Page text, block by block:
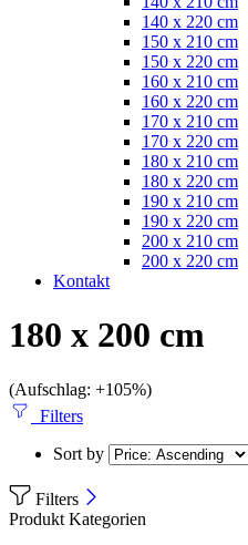
140 x 220 cm
150 x 210 cm
150 x 220 cm
160 x 210 cm
160 x 220 cm
170 x 210 cm
170 x 220 cm
180 x 210 cm
180 x 220 cm
190 x 210 cm
190 x 220 cm
200 x 210 cm
200 x 220 cm
Kontakt
180 x 200 cm
(Aufschlag: +105%)
Filters
Sort by
Filters
Produkt Kategorien